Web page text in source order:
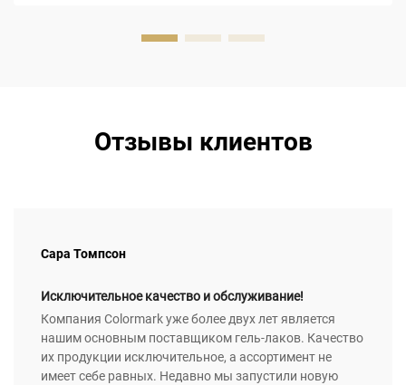
Отзывы клиентов
Сара Томпсон
Исключительное качество и обслуживание!
Компания Colormark уже более двух лет является
нашим основным поставщиком гель-лаков. Качество
их продукции исключительное, а ассортимент не
имеет себе равных. Недавно мы запустили новую